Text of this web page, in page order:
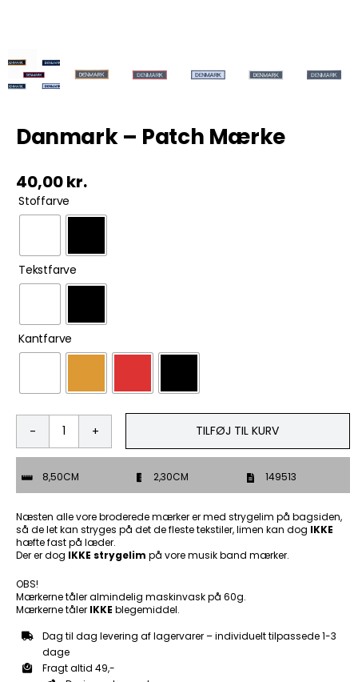
ØL & Spiritus
Rodkasse/Tilbud
Danmark – Patch Mærke
40,00kr.
Stoffarve
Tekstfarve
Kantfarve
Danmark
-
Mærke
antal
TILFØJ TIL KURV
8,50CM 2,30CM 149513
Næsten alle vore broderede mærker er med strygelim på bagsiden,
så de let kan stryges på det de fleste tekstiler, limen kan dog IKKE
hæfte fast på læder.
Der er dog IKKE strygelim på vore musik band mærker.
OBS!
Mærkerne tåler almindelig maskinvask på 60g.
Mærkerne tåler IKKE blegemiddel.
Dag til dag levering af lagervarer – individuelt tilpassede 1-3
dage
Fragt altid 49,-